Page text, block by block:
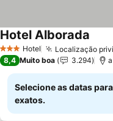
3 EstrelasHotel Localização
Hotel Alborada
8,4 Muito boa 3.294
Selecione as datas
exatos.